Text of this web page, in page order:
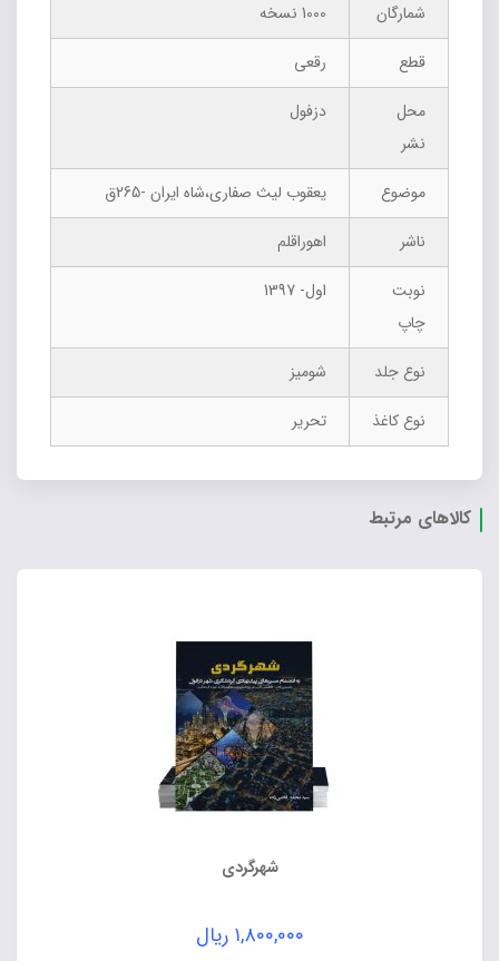
شمارگان
1000 نسخه
قطع
رقعی
محل
نشر
دزفول
موضوع
یعقوب لیث صفاری،شاه ایران -265ق
ناشر
اهوراقلم
نوبت
چاپ
اول- 1397
نوع جلد
شومیز
نوع کاغذ
تحریر
کالاهای مرتبط
شهرگردی
۱,۸۰۰,۰۰۰ ریال